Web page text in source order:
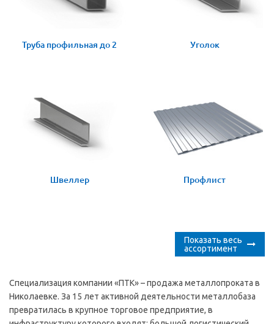
Труба профильная до 2 Уголок
Швеллер Профлист
Показать весь
ассортимент
Специализация компании «ПТК» – продажа металлопроката в
Николаевке. За 15 лет активной деятельности металлобаза
превратилась в крупное торговое предприятие, в